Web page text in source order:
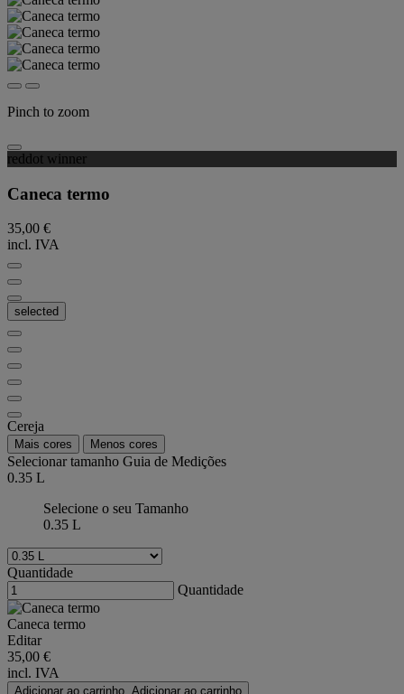
Pinch to zoom
reddot winner
Caneca termo
35,00 €
incl. IVA
selected
Cereja
Mais cores Menos cores
Selecionar tamanho Guia de Medições
0.35 L
Selecione o seu Tamanho
0.35 L
Quantidade
Quantidade
Caneca termo
Editar
35,00 €
incl. IVA
Adicionar ao carrinho Adicionar ao carrinho